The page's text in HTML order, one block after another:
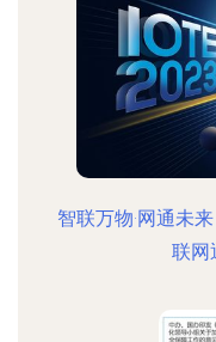
智联万物·网通未
联网